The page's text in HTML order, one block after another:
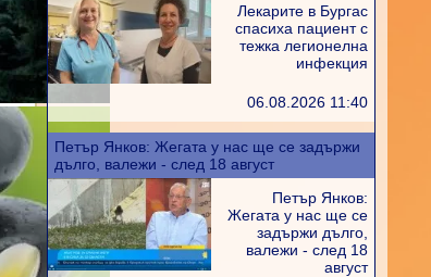
Лекарите в Бургас
спасиха пациент с
тежка легионелна
инфекция
06.08.2026 11:40
Петър Янков: Жегата у нас ще се задържи
дълго, валежи - след 18 август
Петър Янков:
Жегата у нас ще се
задържи дълго,
валежи - след 18
август